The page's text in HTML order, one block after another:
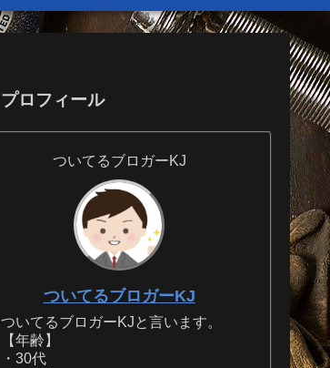
プロフィール
ついてるブロガーKJ
ついてるブロガーKJ
ついてるブロガーKJと言います。
【年齢】
・30代